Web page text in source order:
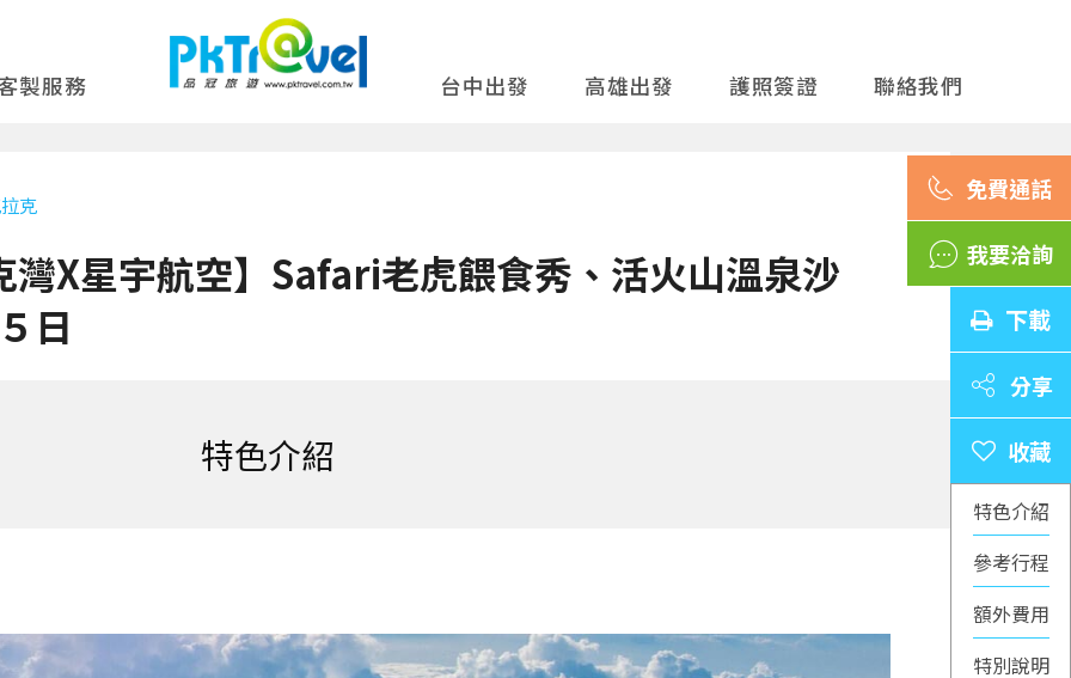
製服務 台中出發 高雄出發 護照簽證 聯絡我們
我要洽詢
下載
分享
特色介紹
克
灣X星宇航空】Safari老虎餵食秀、活火山溫泉沙
日
特色介紹